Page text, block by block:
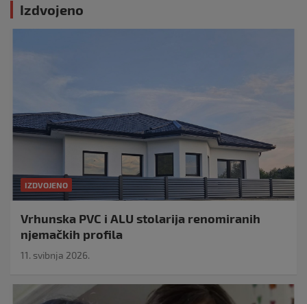
Izdvojeno
IZDVOJENO
Vrhunska PVC i ALU stolarija renomiranih
njemačkih profila
11. svibnja 2026.